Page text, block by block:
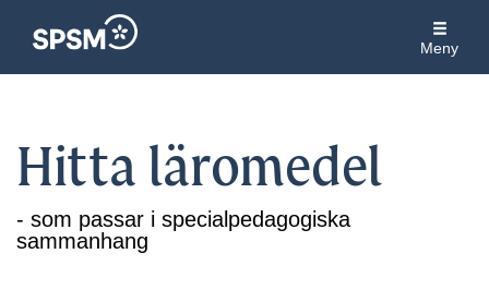
Meny
Hitta läromedel
- som passar i specialpedagogiska
sammanhang